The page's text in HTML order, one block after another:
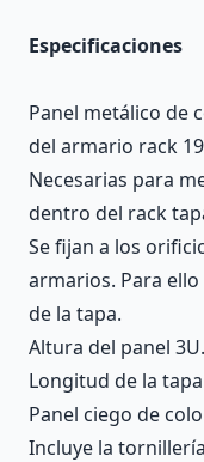
Especificaciones
Panel metálico de
del armario rack
Necesarias para
dentro del rack
Se fijan a los
armarios. Para
de la tapa.
Altura del panel 3U.
Longitud de la
Panel ciego de
Incluye la